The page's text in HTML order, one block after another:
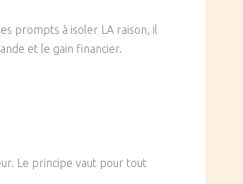
prompts à isoler LA raison, il
et le gain financier.
Le principe vaut pour tout